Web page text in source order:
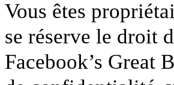
Vous êtes
se réserve le droit
Facebook’s Great